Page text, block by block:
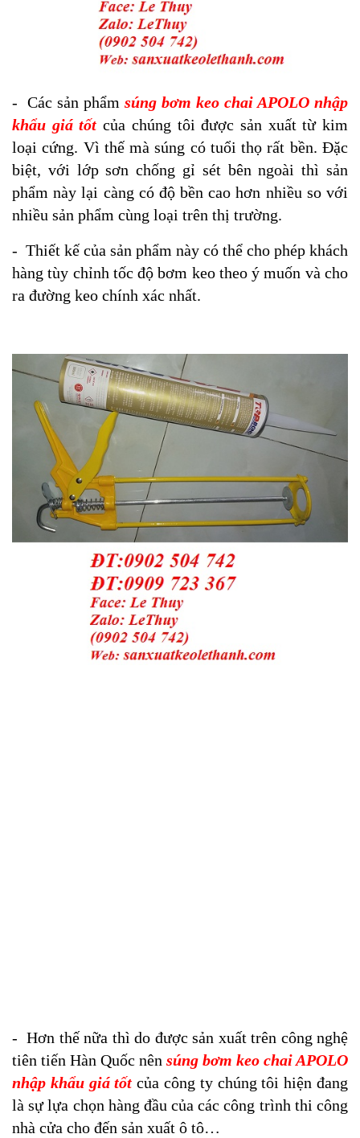
- Các sản phẩm súng bơm keo chai APOLO nhập
khẩu giá tốt của chúng tôi được sản xuất từ kim
loại cứng. Vì thế mà súng có tuổi thọ rất bền. Đặc
biệt, với lớp sơn chống gỉ sét bên ngoài thì sản
phẩm này lại càng có độ bền cao hơn nhiều so với
nhiều sản phẩm cùng loại trên thị trường.
- Thiết kế của sản phẩm này có thể cho phép khách
hàng tùy chỉnh tốc độ bơm keo theo ý muốn và cho
ra đường keo chính xác nhất.
- Hơn thế nữa thì do được sản xuất trên công nghệ
tiên tiến Hàn Quốc nên súng bơm keo chai APOLO
nhập khẩu giá tốt của công ty chúng tôi hiện đang
là sự lựa chọn hàng đầu của các công trình thi công
nhà cửa cho đến sản xuất ô tô…